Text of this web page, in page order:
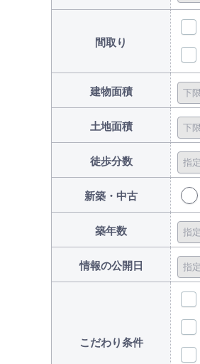
間取り
建物面積
土地面積
徒歩分数
新築・中古
築年数
情報の公開日
こだわり条件